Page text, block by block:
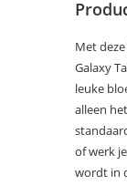
Met
Galaxy
leuke
alleen
of werk
wordt in